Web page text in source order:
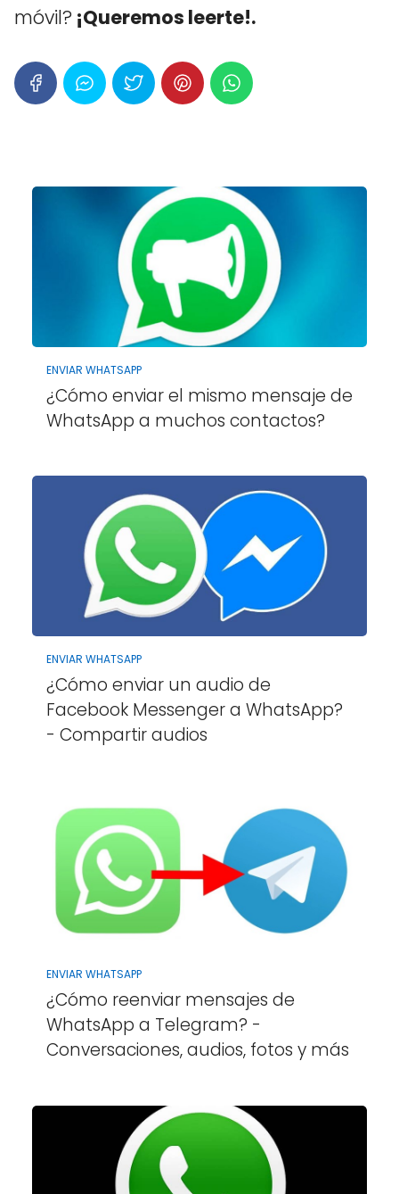
móvil? ¡Queremos leerte!.
ENVIAR WHATSAPP
¿Cómo enviar el mismo mensaje de
WhatsApp a muchos contactos?
ENVIAR WHATSAPP
¿Cómo enviar un audio de
Facebook Messenger a WhatsApp?
- Compartir audios
ENVIAR WHATSAPP
¿Cómo reenviar mensajes de
WhatsApp a Telegram? -
Conversaciones, audios, fotos y más